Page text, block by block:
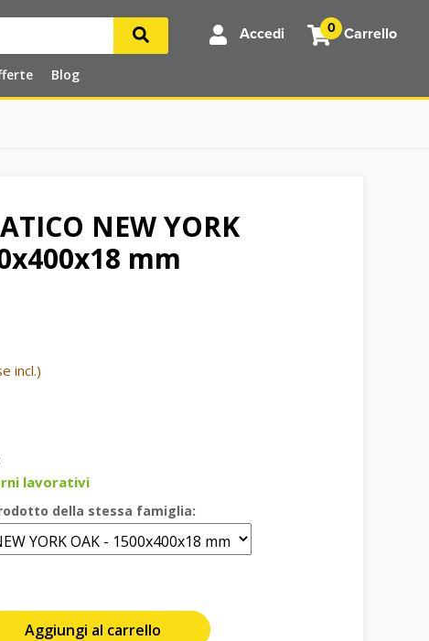
Blog
Carrello
0
Accedi
NEW YORK
mm
incl.)
lavorativi
della stessa famiglia:
Aggiungi al carrello